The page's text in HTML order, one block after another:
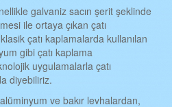
galvaniz sacın şerit şeklinde
ile ortaya çıkan çatı
çatı kaplamalarda kullanılan
gibi çatı kaplama
uygulamalarla çatı
diyebiliriz.
ve bakır levhalardan,